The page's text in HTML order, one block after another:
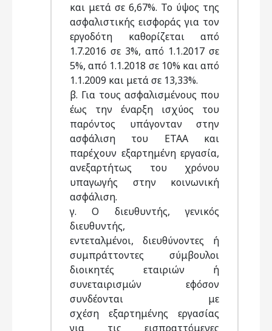
και μετά σε 6,67%. Το ύψος της
ασφαλιστικής εισφοράς για τον
εργοδότη καθορίζεται από
1.7.2016 σε 3%, από 1.1.2017 σε
5%, από 1.1.2018 σε 10% και από
1.1.2009 και μετά σε 13,33%.
β. Για τους ασφαλισμένους που
έως την έναρξη ισχύος του
παρόντος υπάγονταν στην
ασφάλιση του ΕΤΑΑ και
παρέχουν εξαρτημένη εργασία,
ανεξαρτήτως του χρόνου
υπαγωγής στην κοινωνική
ασφάλιση.
γ. Ο διευθυντής, γενικός
διευθυντής,
εντεταλμένοι, διευθύνοντες ή
συμπράττοντες σύμβουλοι
διοικητές εταιριών ή
συνεταιρισμών εφόσον
συνδέονται με
σχέση εξαρτημένης εργασίας
για τις εισπραττόμενες